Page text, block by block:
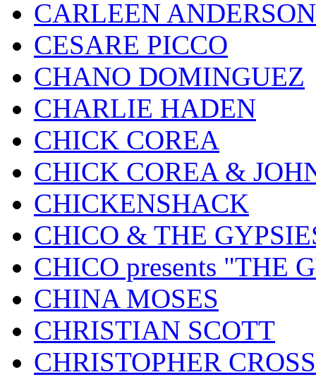
CARLEEN ANDERSON
CESARE PICCO
CHANO DOMINGUEZ
CHARLIE HADEN
CHICK COREA
CHICK COREA &
CHICKENSHACK
CHICO & THE
CHICO presents "THE
CHINA MOSES
CHRISTIAN SCOTT
CHRISTOPHER CROSS